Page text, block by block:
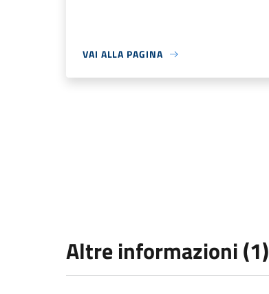
VAI ALLA PAGINA
Altre informazioni (1)